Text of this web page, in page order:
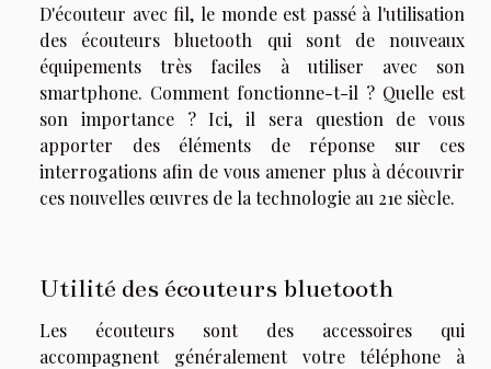
D'écouteur avec fil, le monde est passé à l'utilisation
des écouteurs bluetooth qui sont de nouveaux
équipements très faciles à utiliser avec son
smartphone. Comment fonctionne-t-il ? Quelle est
son importance ? Ici, il sera question de vous
apporter des éléments de réponse sur ces
interrogations afin de vous amener plus à découvrir
ces nouvelles œuvres de la technologie au 21e siècle.
Utilité des écouteurs bluetooth
Les écouteurs sont des accessoires qui
accompagnent généralement votre téléphone à